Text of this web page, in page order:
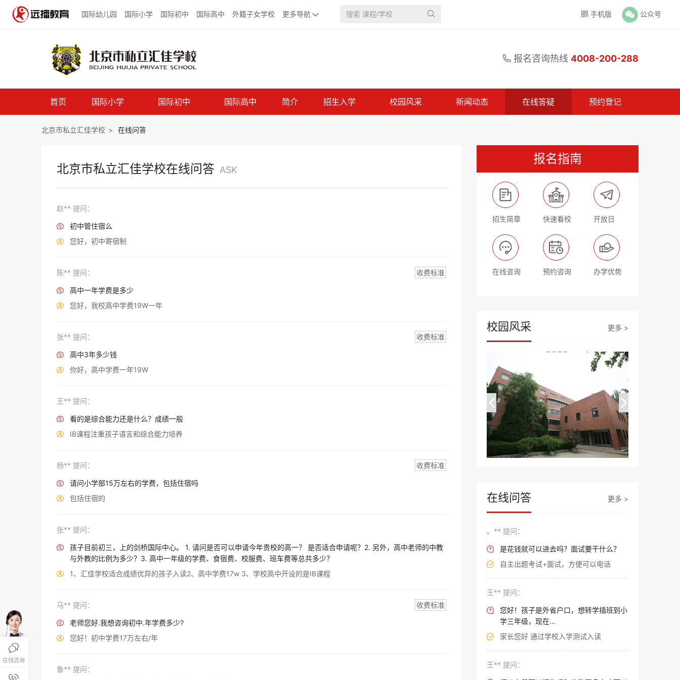
国际幼儿园 国际小学 国际初中 国际高中 外籍子女学校 更多导航   手机版 公众号
 报名咨询热线 4008-200-288
首页 国际小学 国际初中 国际高中 简介 招生入学 校园风采 新闻动态 在线答疑 预约登记
北京市私立汇佳学校 > 在线问答
北京市私立汇佳学校在线问答 ASK
赵** 提问：
 初中管住宿么
 您好，初中寄宿制
陈** 提问： 收费标准
 高中一年学费是多少
 您好，我校高中学费19W一年
张** 提问： 收费标准
 高中3年多少钱
 你好，高中学费一年19W
王** 提问：
 看的是综合能力还是什么？成绩一般
 IB课程注重孩子语言和综合能力培养
杨** 提问： 收费标准
 请问小学部15万左右的学费，包括住宿吗
 包括住宿的
张** 提问：

孩子目前初三，上的剑桥国际中心。 1. 请问是否可以申请今年贵校的高一？ 是否适合申请呢？2. 另外，高中老师的中教
与外教的比例为多少？3. 高中一年级的学费、食宿费、校服费、班车费等总共多少？
 1、汇佳学校适合成绩优异的孩子入读2、高中学费17w 3、学校高中开设的是IB课程
马** 提问： 收费标准
 老师您好.我想咨询初中.年学费多少?
 您好！初中学费17万左右/年
鲁** 提问：
报名指南
招生简章 快速看校 开放日
在线咨询 预约咨询 办学优势
校园风采 更多 >
在线问答 更多 >
。** 提问：
 是花钱就可以进去吗？面试要干什么？
 自主出题考试+面试，方便可以电话
王** 提问：

您好！孩子是外省户口，想转学插班到小
学三年级，现在...
 家长您好 通过学校入学测试入读
王** 提问：

在线咨询